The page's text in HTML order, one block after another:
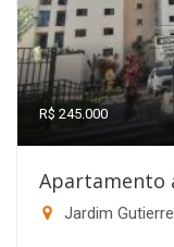
R$ 245.000
Apartamento
Jardim